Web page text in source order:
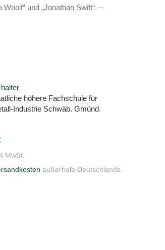
und „Jonathan Swift“. –
höhere Fachschule für
Industrie Schwäb. Gmünd.
MwSt.
außerhalb Deutschlands.